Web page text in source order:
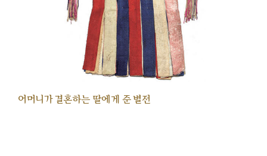
어머니가 결혼하는 딸에게 준 별전